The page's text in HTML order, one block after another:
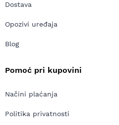
Dostava
Opozivi uređaja
Blog
Pomoć pri kupovini
Načini plaćanja
Politika privatnosti